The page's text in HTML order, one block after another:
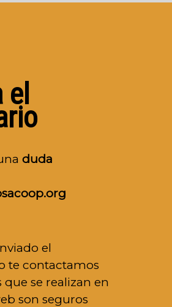
el
duda
el
te contactamos
que se realizan en
son seguros